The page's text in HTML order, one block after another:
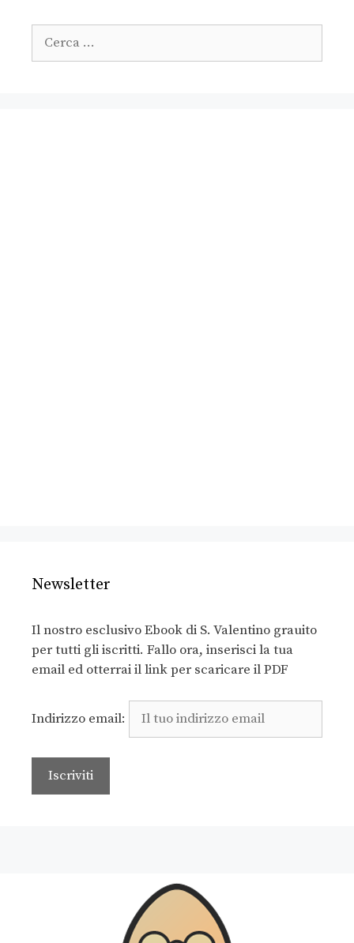
Newsletter
Il nostro esclusivo Ebook di S. Valentino grauito
per tutti gli iscritti. Fallo ora, inserisci la tua
email ed otterrai il link per scaricare il PDF
Indirizzo email: